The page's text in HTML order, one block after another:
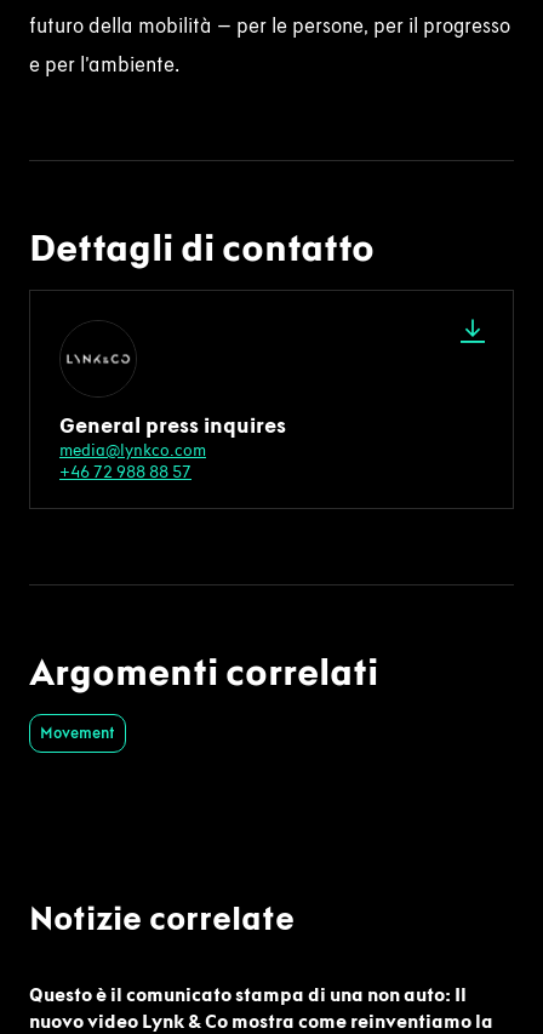
futuro della mobilità – per le persone, per il progresso
e per l’ambiente.
Dettagli di contatto
General press inquires
media@lynkco.com
+46 72 988 88 57
Argomenti correlati
Movement
Notizie correlate
Questo è il comunicato stampa di una non auto: Il
nuovo video Lynk & Co mostra come reinventiamo la